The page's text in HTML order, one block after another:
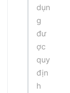
dụn
g
đư
ợc
quy
địn
h